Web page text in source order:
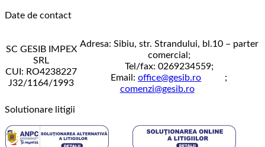
Date de contact
SC GESIB IMPEX
SRL
CUI: RO4238227
J32/1164/1993
Adresa: Sibiu, str. Strandului, bl.10 – parter
comercial;
Tel/fax: 0269234559;
Email:office@gesib.ro
;
comenzi@gesib.ro
Solutionare litigii